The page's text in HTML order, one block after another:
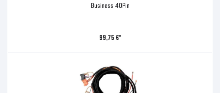
Business 40Pin
99,75 €*